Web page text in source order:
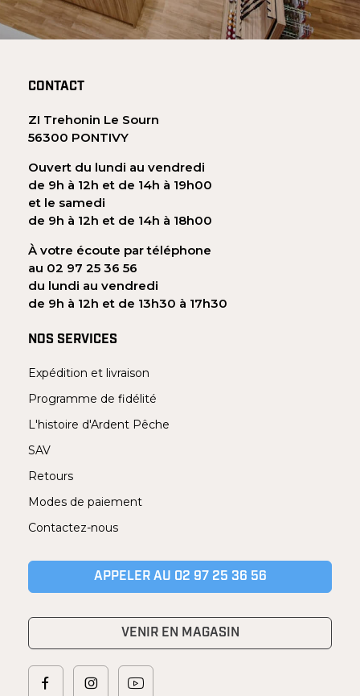
CONTACT
ZI Trehonin Le Sourn
56300 PONTIVY
Ouvert du lundi au vendredi
de 9h à 12h et de 14h à 19h00
et le samedi
de 9h à 12h et de 14h à 18h00
À votre écoute par téléphone
au 02 97 25 36 56
du lundi au vendredi
de 9h à 12h et de 13h30 à 17h30
NOS SERVICES
Expédition et livraison
Programme de fidélité
L'histoire d'Ardent Pêche
SAV
Retours
Modes de paiement
Contactez-nous
APPELER AU 02 97 25 36 56
VENIR EN MAGASIN